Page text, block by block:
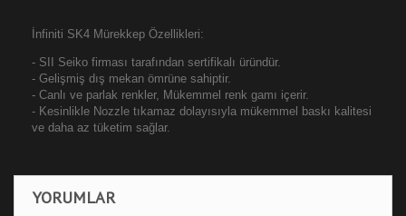
İnfiniti SK4 Mürekkep Özellikleri:
- SII Seiko firması tarafından sertifikalı üründür.
- Gelişmiş dış mekan ömrüne sahiptir.
- Canlı ve parlak renkler, Mükemmel renk gamı içerir.
- Kesinlikle Nozzle tıkamaz dolayısıyla mükemmel baskı kalitesi
ve daha az tüketim sağlar.
YORUMLAR